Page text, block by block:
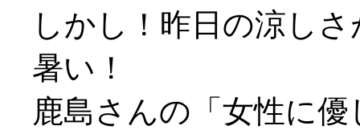
しかし！昨日の涼し
暑い！
鹿島さんの「女性に